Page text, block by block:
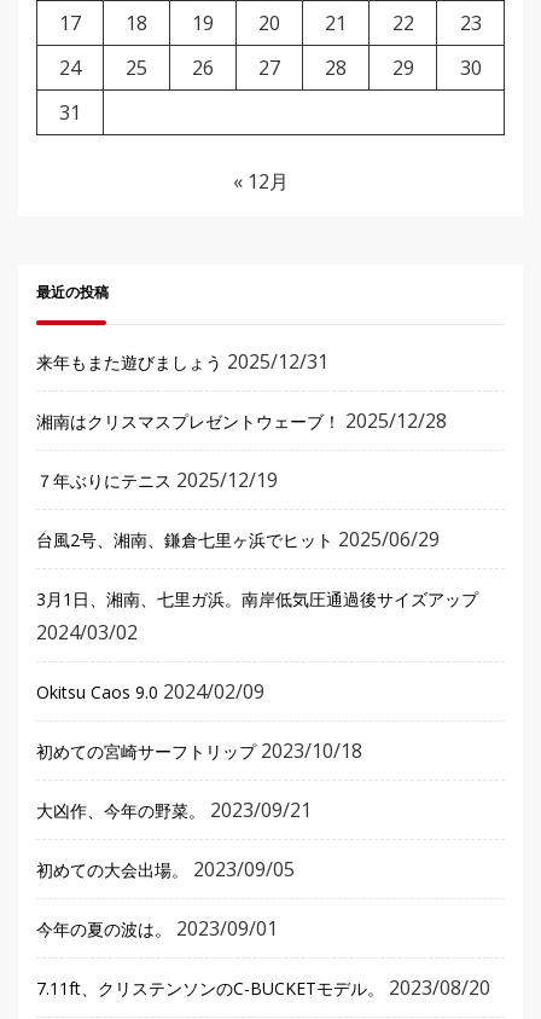
17
18 19 20 21 22
23
24
25 26 27 28 29
30
31
« 12月
最近の投稿
来年もまた遊びましょう 2025/12/31
湘南はクリスマスプレゼントウェーブ！ 2025/12/28
７年ぶりにテニス 2025/12/19
台風2号、湘南、鎌倉七里ヶ浜でヒット 2025/06/29
3月1日、湘南、七里ガ浜。南岸低気圧通過後サイズアップ
2024/03/02
Okitsu Caos 9.0 2024/02/09
初めての宮崎サーフトリップ 2023/10/18
大凶作、今年の野菜。 2023/09/21
初めての大会出場。 2023/09/05
今年の夏の波は。 2023/09/01
7.11ft、クリステンソンのC-BUCKETモデル。 2023/08/20